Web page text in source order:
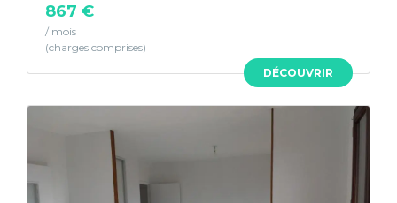
DÉCOUVRIR
867 €
/ mois